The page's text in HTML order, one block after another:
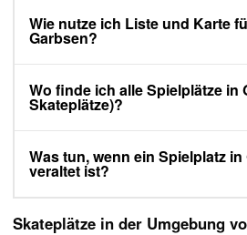
Wie nutze ich Liste und Karte
Garbsen?
Wo finde ich alle Spielplätze in
Skateplätze)?
Was tun, wenn ein Spielplatz
veraltet ist?
Skateplätze in der Umgebung